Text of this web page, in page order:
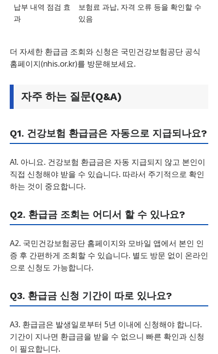
납부 내역 점검 효
과
보험료 과납, 자격 오류 등을 확인할 수
있음
더 자세한 환급금 조회와 신청은 국민건강보험공단 공식
홈페이지(nhis.or.kr)를 방문해보세요.
자주 하는 질문(Q&A)
Q1. 건강보험 환급금은 자동으로 지급되나요?
A1. 아니요. 건강보험 환급금은 자동 지급되지 않고 본인이
직접 신청해야 받을 수 있습니다. 따라서 주기적으로 확인
하는 것이 중요합니다.
Q2. 환급금 조회는 어디서 할 수 있나요?
A2. 국민건강보험공단 홈페이지와 모바일 앱에서 본인 인
증 후 간편하게 조회할 수 있습니다. 별도 방문 없이 온라인
으로 신청도 가능합니다.
Q3. 환급금 신청 기간이 따로 있나요?
A3. 환급금은 발생일로부터 5년 이내에 신청해야 합니다.
기간이 지나면 환급금을 받을 수 없으니 빠른 확인과 신청
이 필요합니다.